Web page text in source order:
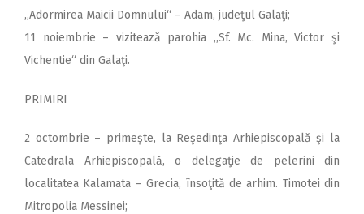
,,Adormirea Maicii Domnului“ – Adam, judeţul Galaţi;
11 noiembrie – vizitează parohia ,,Sf. Mc. Mina, Victor şi
Vichentie“ din Galaţi.
PRIMIRI
2 octombrie – primeşte, la Reşedinţa Arhiepiscopală şi la
Catedrala Arhiepiscopală, o delegaţie de pelerini din
localitatea Kalamata – Grecia, însoţită de arhim. Timotei din
Mitropolia Messinei;